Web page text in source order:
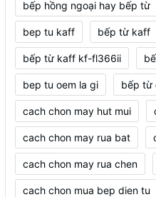
bếp hồng ngoại hay bếp từ
bep tu kaff bếp từ kaff
bếp từ kaff kf-fl366ii
bep tu oem la gi bếp từ
cach chon may hut mui
cach chon may rua bat
cach chon may rua chen
cach chon mua bep dien tu